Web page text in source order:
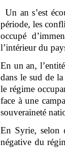
Un an s’est
période, les
occupé
l’intérieur du
En un an,
dans le sud de
le régime
face à une
souveraineté
En Syrie, selon
négative du